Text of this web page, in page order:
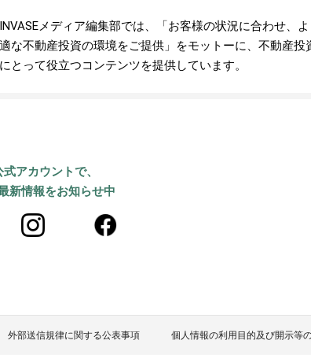
INVASEメディア編集部では、「お客様の状況に合わせ、
適な不動産投資の環境をご提供」をモットーに、不動産投
にとって役立つコンテンツを提供しています。
アカウントで、
新情報をお知らせ中
外部送信規律に関する公表事項 個人情報の利用目的及び開示等